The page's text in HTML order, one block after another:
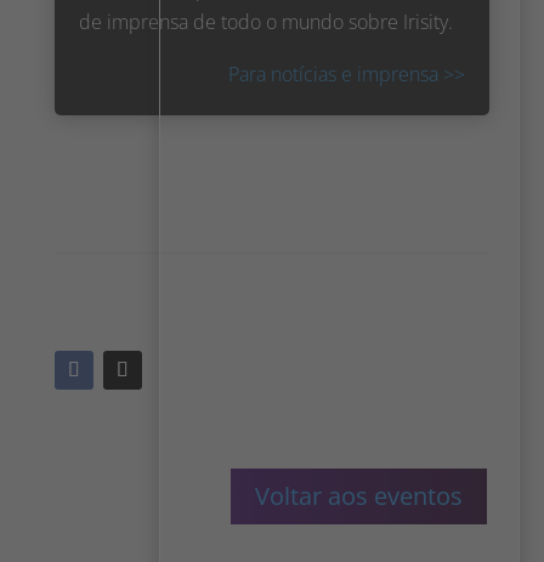
de imprensa de todo o mundo sobre Irisity.
Para notícias e imprensa >>
Voltar aos eventos